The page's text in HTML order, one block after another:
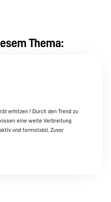
Thema:
erhitzen ! Durch den Trend zu
eine weite Verbreitung
und formstabil. Zuvor